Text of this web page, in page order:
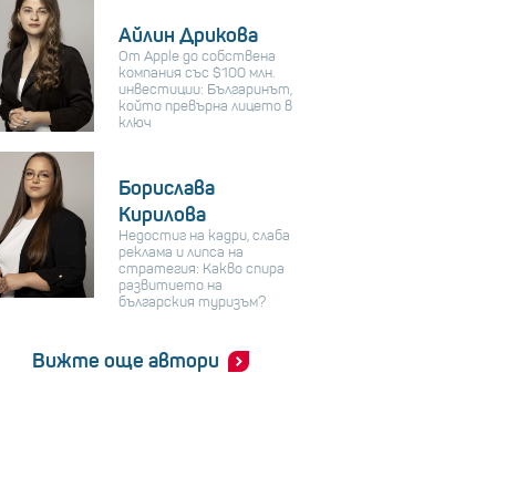
Айлин Дрикова
От Apple до собствена
компания със $100 млн.
инвестиции: Българинът,
който превърна лицето в
ключ
Борислава
Кирилова
Недостиг на кадри, слаба
реклама и липса на
стратегия: Какво спира
развитието на
българския туризъм?
Вижте още автори